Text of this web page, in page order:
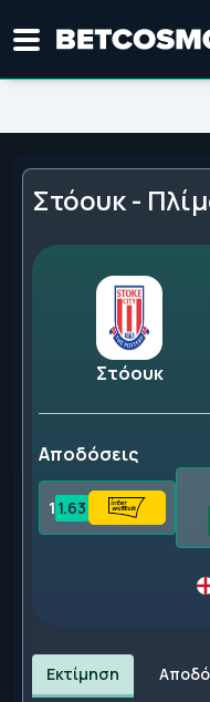
Στόουκ -
Στόουκ
Αποδόσεις
1 1.63
Εκτίμηση